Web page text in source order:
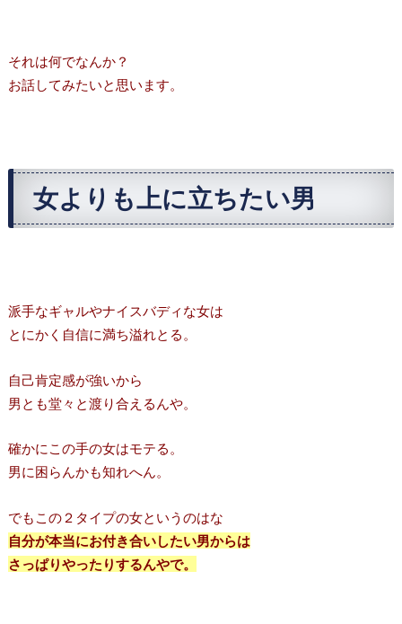
それは何でなんか？
お話してみたいと思います。
女よりも上に立ちたい男
派手なギャルやナイスバディな女は
とにかく自信に満ち溢れとる。
自己肯定感が強いから
男とも堂々と渡り合えるんや。
確かにこの手の女はモテる。
男に困らんかも知れへん。
でもこの２タイプの女というのはな
自分が本当にお付き合いしたい男からは
さっぱりやったりするんやで。